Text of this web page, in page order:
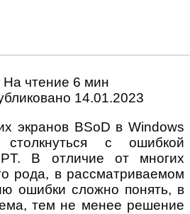
На чтение 6 мин
14.01.2023
экранов BSoD в Windows
с ошибкой
В отличие от многих
рода, в рассматриваемом
ошибки сложно понять, в
тем не менее решение